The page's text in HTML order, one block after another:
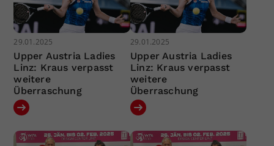
29.01.2025
Upper Austria Ladies
Linz: Kraus verpasst
weitere
Überraschung
29.01.2025
Upper Austria Ladies
Linz: Kraus verpasst
weitere
Überraschung